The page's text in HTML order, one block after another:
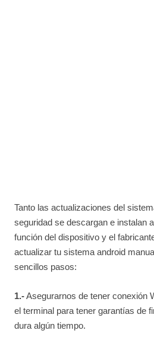
Tanto las actualizaciones del
seguridad se descargan e instalan
función del dispositivo y el
actualizar tu sistema android
sencillos pasos:
1.-Asegurarnos de tener conexión
el terminal para tener garantías de
dura algún tiempo.